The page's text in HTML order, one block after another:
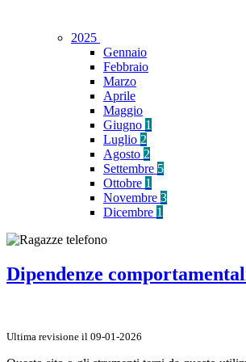
2025
Gennaio
Febbraio
Marzo
Aprile
Maggio
Giugno 1
Luglio 2
Agosto 2
Settembre 5
Ottobre 1
Novembre 3
Dicembre 1
Dipendenze
Ultima revisione il 09-01-2026